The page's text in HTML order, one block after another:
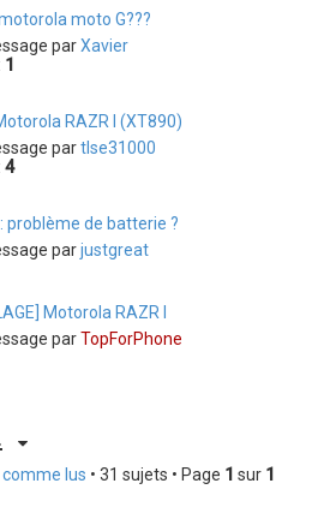
moto G???
parXavier
1
RAZR I (XT890)
partlse31000
4
problème de batterie ?
parjustgreat
Motorola RAZR I
parTopForPhone
lus • 31 sujets • Page 1 sur 1